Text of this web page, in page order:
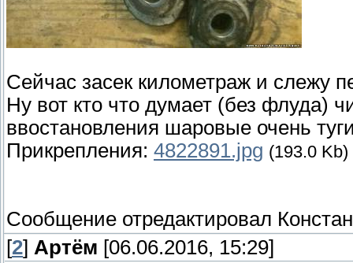
Сейчас засек километраж и слежу
Ну вот кто что думает (без флуда)
ввостановления шаровые очень
Прикрепления: 4822891.jpg (193.0 Kb)
Сообщение отредактировал
[2] Артём [06.06.2016, 15:29]